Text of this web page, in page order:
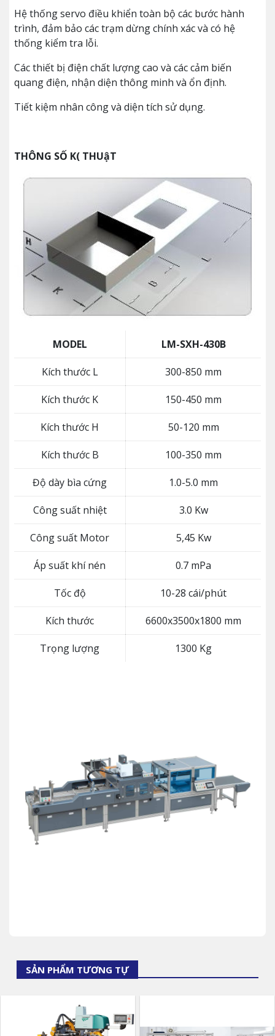
Hệ thống servo điều khiển toàn bộ các bước hành
trình, đảm bảo các trạm dừng chính xác và có hệ
thống kiểm tra lỗi.
Các thiết bị điện chất lượng cao và các cảm biến
quang điện, nhận diện thông minh và ổn định.
Tiết kiệm nhân công và diện tích sử dụng.
THÔNG SỐ K( THUậT
MODEL LM-SXH-430B
Kích thước L 300-850 mm
Kích thước K 150-450 mm
Kích thước H 50-120 mm
Kích thước B 100-350 mm
Độ dày bìa cứng 1.0-5.0 mm
Công suất nhiệt 3.0 Kw
Công suất Motor 5,45 Kw
Áp suất khí nén 0.7 mPa
Tốc độ 10-28 cái/phút
Kích thước 6600x3500x1800 mm
Trọng lượng 1300 Kg
SẢN PHẨM TƯƠNG TỰ